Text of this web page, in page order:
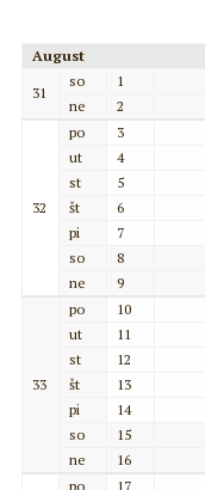
August
31
so
1
ne
2
32
po
3
ut
4
st
5
št
6
pi
7
so
8
ne
9
33
po
10
ut
11
st
12
št
13
pi
14
so
15
ne
16
po
17